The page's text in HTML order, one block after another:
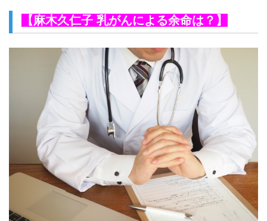
【麻木久仁子 乳がんによる余命は？】